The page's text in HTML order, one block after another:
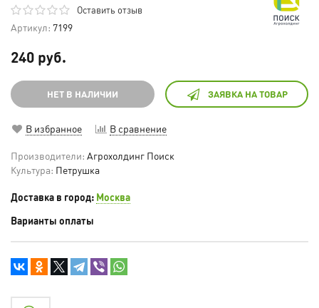
Оставить отзыв
Артикул: 7199
240 руб.
НЕТ В НАЛИЧИИ ЗАЯВКА НА ТОВАР
В избранное В сравнение
Производители: Агрохолдинг Поиск
Культура: Петрушка
Доставка в город: Москва
Варианты оплаты